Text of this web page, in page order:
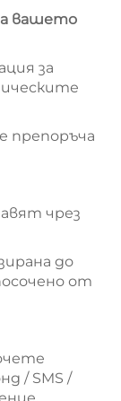
вашето
за
препоръча
чрез
до
от
/ SMS /